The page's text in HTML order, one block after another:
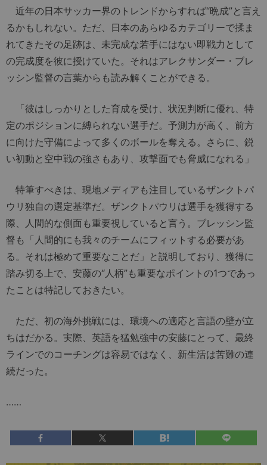
近年の日本サッカー界のトレンドからすれば“晩成”と言え
るかもしれない。ただ、日本のあらゆるカテゴリーで揉ま
れてきたその足跡は、未完成な若手にはない即戦力として
の完成度を彼に授けていた。それはアレクサンダー・ブレ
ッシン監督の言葉からも読み解くことができる。
「彼はしっかりとした育成を受け、状況判断に優れ、特
定のポジションに縛られない選手だ。予測力が高く、前方
に向けた守備によって多くのボールを奪える。さらに、鋭
い初動と空中戦の強さもあり、攻撃面でも脅威になれる」
特筆すべきは、現地メディアも注目しているザンクトパ
ウリ独自の選定基準だ。ザンクトパウリは選手を獲得する
際、人間的な側面も重要視していると言う。ブレッシン監
督も「人間的にも我々のチームにフィットする必要があ
る。それは極めて重要なことだ」と説明しており、獲得に
踏み切る上で、安藤の“人柄”も重要なポイントの1つであっ
たことは特記しておきたい。
ただ、初の海外挑戦には、環境への適応と言語の壁が立
ちはだかる。実際、英語を猛勉強中の安藤にとって、最終
ラインでのコーチングは容易ではなく、新生活は苦難の連
続だった。
……